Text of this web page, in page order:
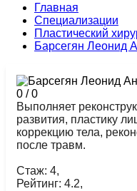
Главная
Специализации
Пластический
Барсегян Леонид
0 /0
Выполняет
развития, пластику
коррекцию тела,
после травм.
Стаж: 4,
Рейтинг: 4.2,